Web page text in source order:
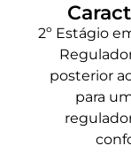
2º Estágio
posterior
para